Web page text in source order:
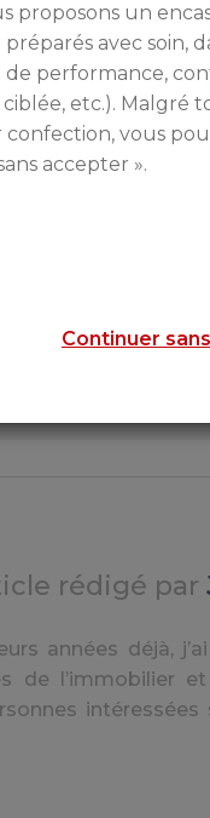
quels
rédigé par
années déjà,
de l’immobilier
proposons un
avec soin,
de performance,
etc.). Malgré
confection, vous
accepter ».
Continuer